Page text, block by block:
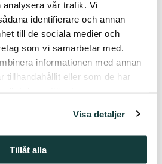
vår trafik. Vi
identifierare och annan
till de sociala medier och
som vi samarbetar med.
informationen med annan
tillhandahållit eller som de har
Visa detaljer
Tillåt alla
Turun Taideakatemiassa
Jukka Juvonen ja Eveliina
opetustyön ohella
ohjelmiston esittämisestä.
hänen haaveensa esittää
melankolisia ja rajujakin
teoksia.